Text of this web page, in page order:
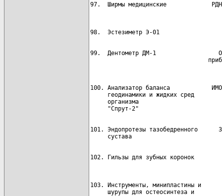
97.  Ширмы медицинские
99.  Дентометр ДМ-1
100. Анализатор баланса
     геодинамики и жидких сред
     организма
101. Эндопротезы тазобедренного
102. Гильзы для зубных
103. Инструменты,
     шурупы для остеосинтеза и